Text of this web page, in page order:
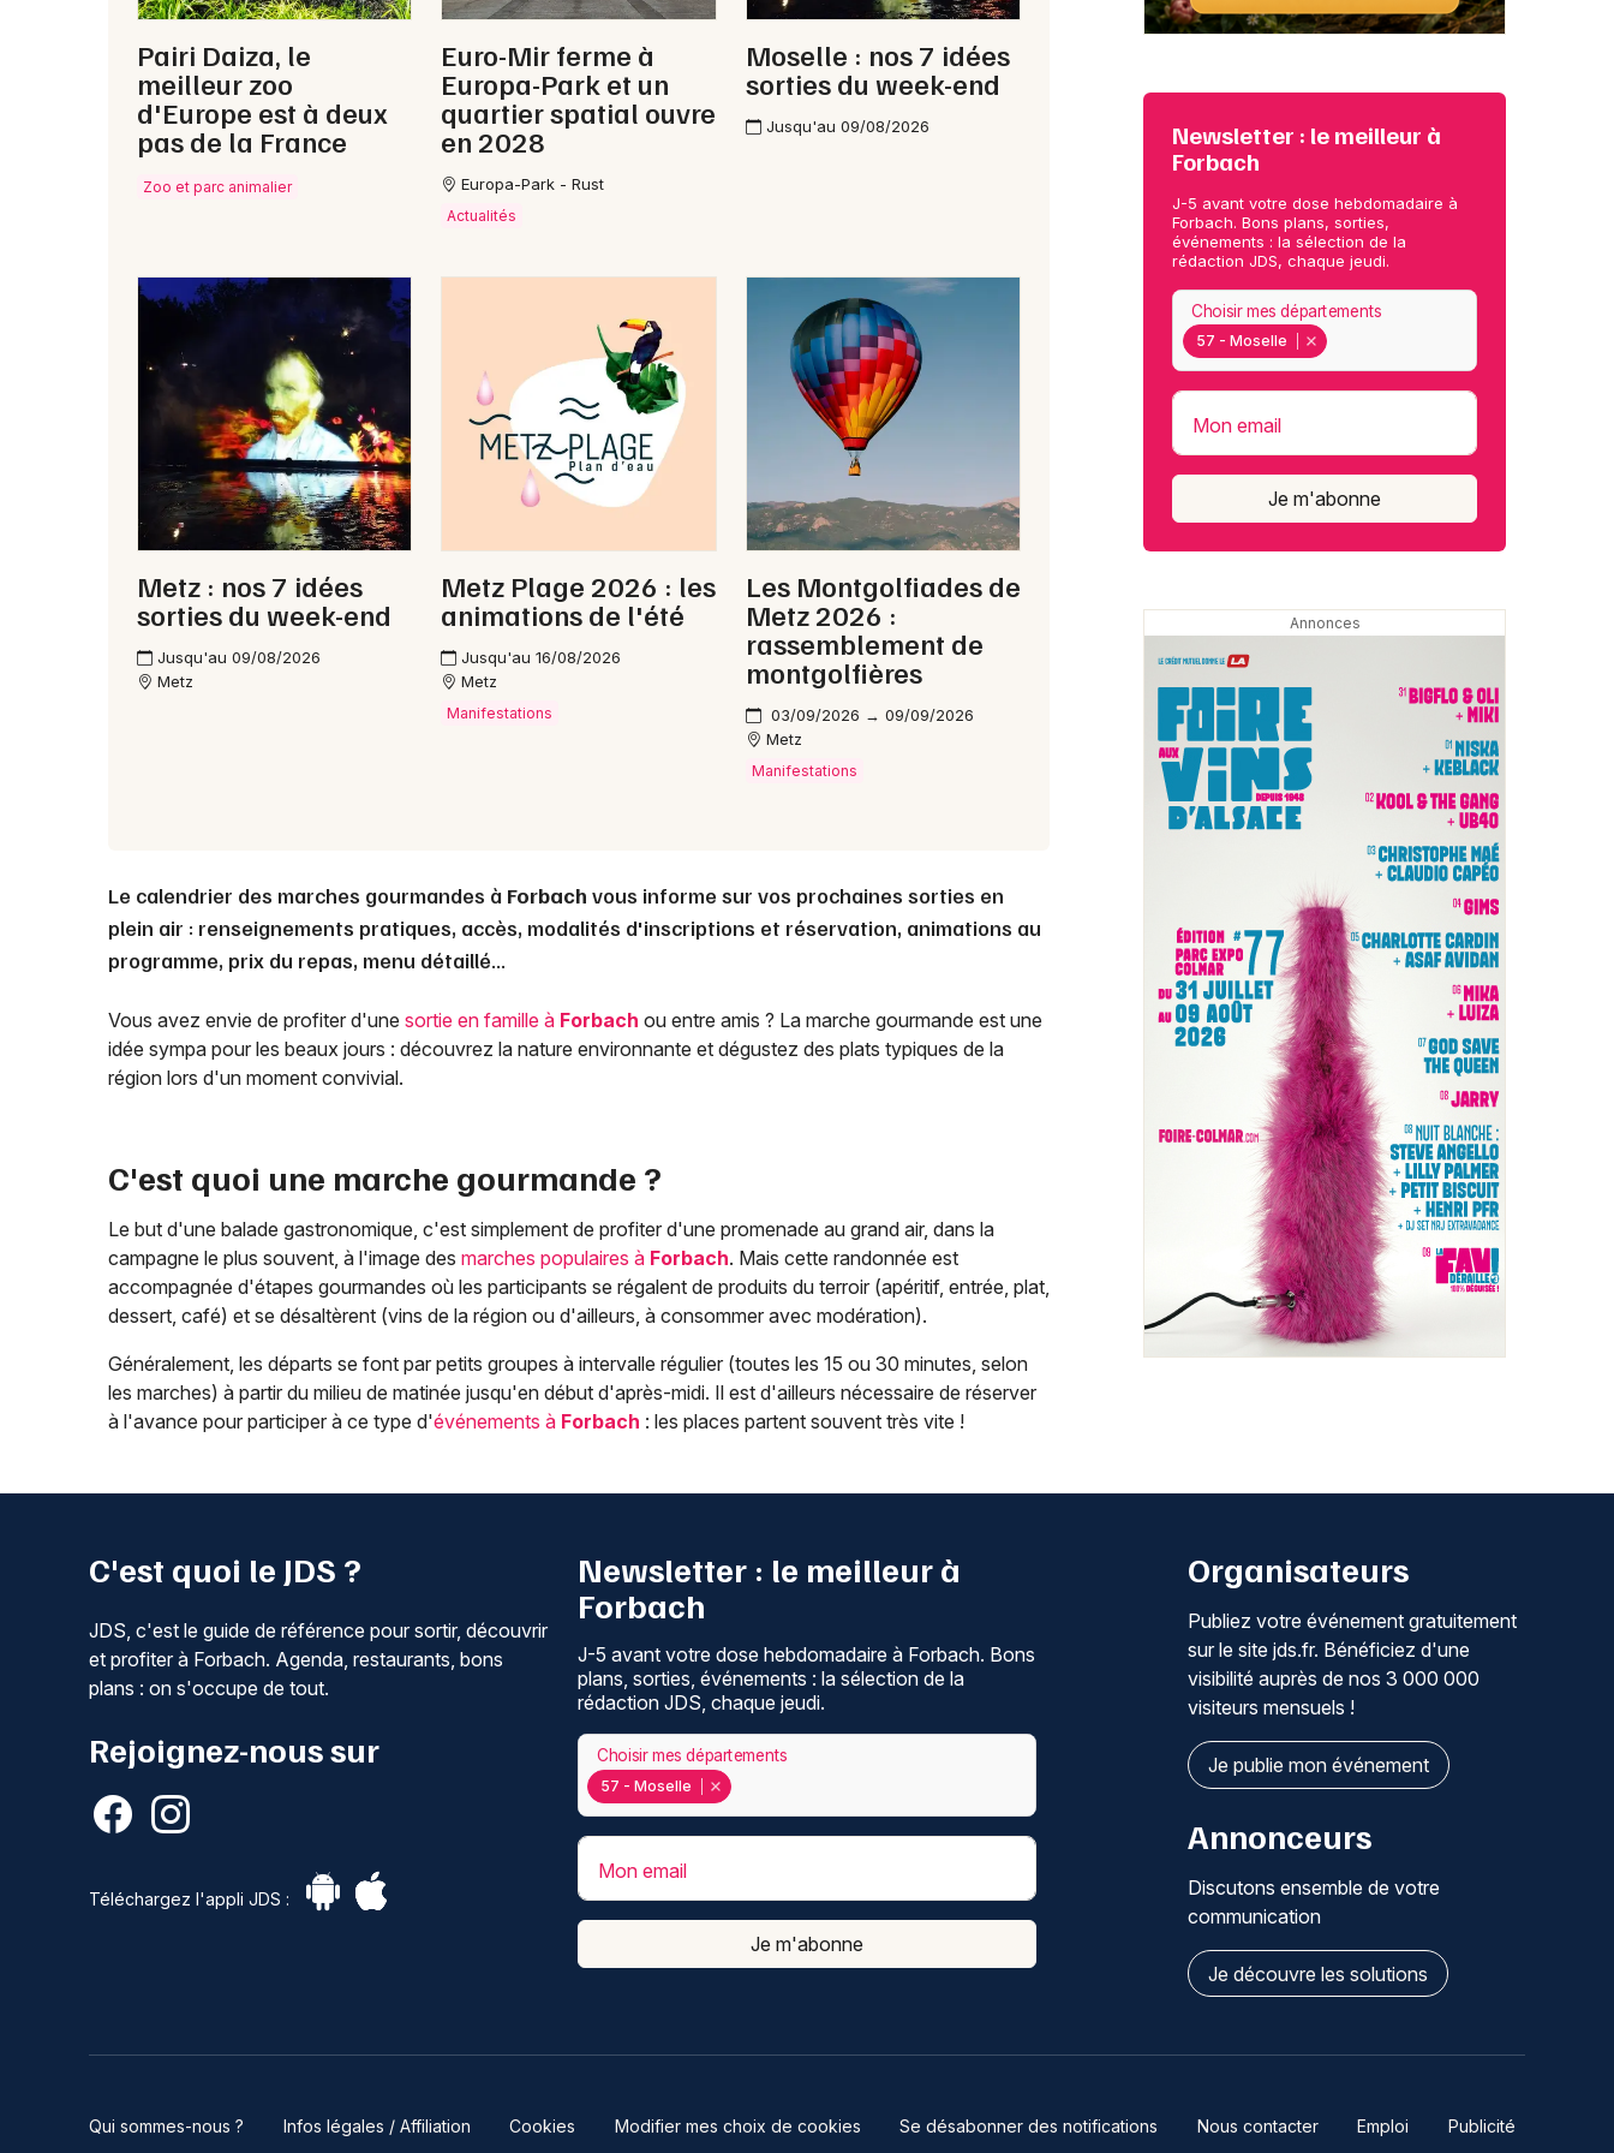
Newsletter des sorties
57 - Moselle
Choisir mes départements
Je m'abonne
Pairi Daiza, le
meilleur zoo
d'Europe est à deux
pas de la France
Zoo et parc animalier
Euro-Mir ferme à
Europa-Park et un
quartier spatial ouvre
en 2028
Europa-Park - Rust
Actualités
Moselle : nos 7 idées
sorties du week-end
Jusqu'au 09/08/2026
Metz : nos 7 idées
sorties du week-end
Jusqu'au 09/08/2026
Metz
Metz Plage 2026 : les
animations de l'été
Jusqu'au 16/08/2026
Metz
Manifestations
Les Montgolfiades de
Metz 2026 :
rassemblement de
montgolfières
03/09/2026 → 09/09/2026
Metz
Manifestations
Le calendrier des marches gourmandes à Forbach vous informe sur vos prochaines sorties en
plein air : renseignements pratiques, accès, modalités d'inscriptions et réservation, animations au
programme, prix du repas, menu détaillé...
Vous avez envie de profiter d'une sortie en famille à Forbach ou entre amis ? La marche gourmande est une
idée sympa pour les beaux jours : découvrez la nature environnante et dégustez des plats typiques de la
région lors d'un moment convivial.
C'est quoi une marche gourmande ?
Le but d'une balade gastronomique, c'est simplement de profiter d'une promenade au grand air, dans la
campagne le plus souvent, à l'image des marches populaires à Forbach. Mais cette randonnée est
accompagnée d'étapes gourmandes où les participants se régalent de produits du terroir (apéritif, entrée, plat,
dessert, café) et se désaltèrent (vins de la région ou d'ailleurs, à consommer avec modération).
Généralement, les départs se font par petits groupes à intervalle régulier (toutes les 15 ou 30 minutes, selon
les marches) à partir du milieu de matinée jusqu'en début d'après-midi. Il est d'ailleurs nécessaire de réserver
à l'avance pour participer à ce type d'événements à Forbach : les places partent souvent très vite !
Newsletter : le meilleur à
Forbach
J-5 avant votre dose hebdomadaire à
Forbach. Bons plans, sorties,
événements : la sélection de la
rédaction JDS, chaque jeudi.
57 - Moselle
Choisir mes départements
Mon email
Je m'abonne
C'est quoi le JDS ?
JDS, c'est le guide de référence pour sortir, découvrir
et profiter à Forbach. Agenda, restaurants, bons
plans : on s'occupe de tout.
Rejoignez-nous sur
Téléchargez l'appli JDS :
Newsletter : le meilleur à
Forbach
J-5 avant votre dose hebdomadaire à Forbach. Bons
plans, sorties, événements : la sélection de la
rédaction JDS, chaque jeudi.
57 - Moselle
Choisir mes départements
Mon email
Je m'abonne
Organisateurs
Publiez votre événement gratuitement
sur le site jds.fr. Bénéficiez d'une
visibilité auprès de nos 3 000 000
visiteurs mensuels !
Je publie mon événement
Annonceurs
Discutons ensemble de votre
communication
Je découvre les solutions
Qui sommes-nous ? Infos légales / Affiliation Cookies Modifier mes choix de cookies Se désabonner des notifications Nous contacter Emploi Publicité